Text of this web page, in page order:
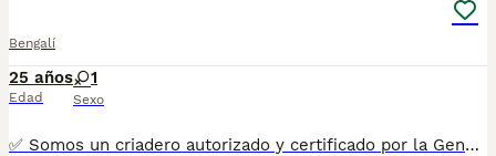
Bengalí
25 años
Edad
1
Sexo
✅ Somos un criadero autorizado y certificado por la Generalitat de Catalunya bajo el número de Núcleo Zoológico G25/00314. PARA MÁS INFORMACIÓN: ☎️ 933095977 📱 685878504 / 674320847 💻 Más fotos y vídeos en nuestra web www.aquanatura.es 🚙 Hacemos envíos 📌 Calle Roger de Flor 45, muy cerca del Arc de Triomf de Barcelona, de Lunes a Sábados. Se entregan con la mayoría de sus vacunas, desparasitados interna y externamente, con microchip y su registro, cartilla sanitaria y contrato de garantías, documentación legal y factura. AQUANATURA